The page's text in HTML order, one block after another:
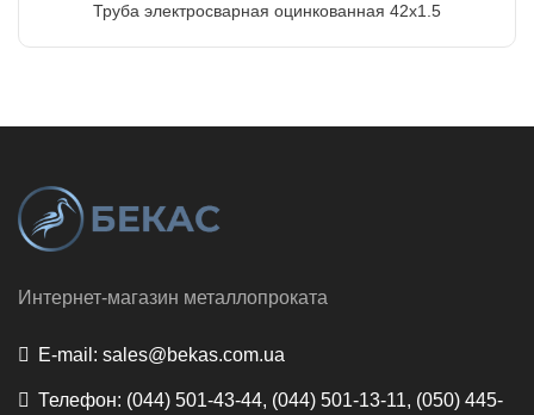
Труба электросварная оцинкованная 42х1.5
Интернет-магазин металлопроката
E-mail: sales@bekas.com.ua
Телефон: (044) 501-43-44, (044) 501-13-11, (050) 445-